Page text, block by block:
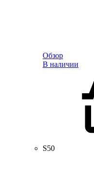
Обзор
В наличии
S50